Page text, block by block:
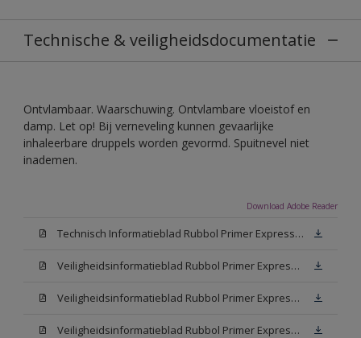
Technische & veiligheidsdocumentatie
Ontvlambaar. Waarschuwing. Ontvlambare vloeistof en
damp. Let op! Bij verneveling kunnen gevaarlijke
inhaleerbare druppels worden gevormd. Spuitnevel niet
inademen.
Download Adobe Reader
Technisch Informatieblad Rubbol Primer Express (PDF)
Veiligheidsinformatieblad Rubbol Primer Express White (MSDS)
Veiligheidsinformatieblad Rubbol Primer Express W05 (MSDS)
Veiligheidsinformatieblad Rubbol Primer Express N00 (MSDS)